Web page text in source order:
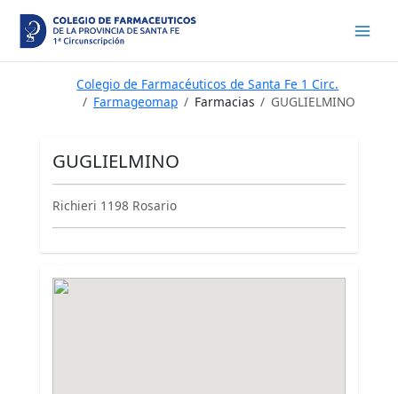
contenido
Colegio de Farmacéuticos de Santa Fe 1 Circ.
Farmageomap
Farmacias GUGLIELMINO
GUGLIELMINO
Richieri 1198 Rosario